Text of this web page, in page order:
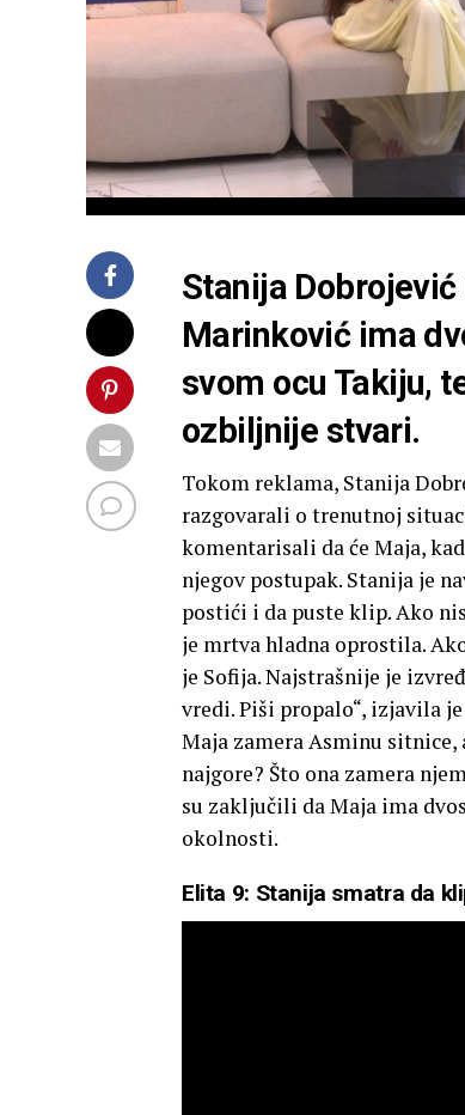
Stanija
Marinković ima
svom ocu Takiju,
ozbiljnije stvari.
Tokom reklama, Stanija
razgovarali o trenutnoj
komentarisali da će Maja,
njegov postupak. Stanija je
postići i da puste klip. Ako
je mrtva hladna oprostila.
je Sofija. Najstrašnije je
vredi. Piši propalo“, izjavila
Maja zamera Asminu sitnice,
najgore? Što ona zamera
su zaključili da Maja ima
okolnosti.
Elita 9: Stanija smatra da